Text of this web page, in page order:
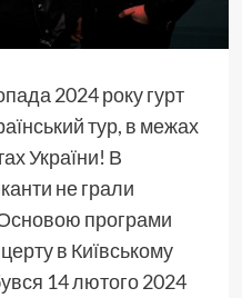
2024 року гурт
тур, в межах
України! В
не грали
програми
в Київському
14 лютого 2024